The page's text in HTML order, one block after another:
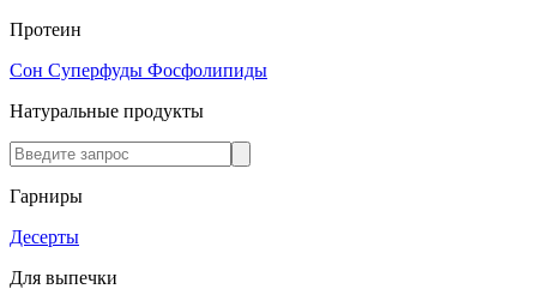
Протеин
Сон Суперфуды Фосфолипиды
Натуральные продукты
Гарниры
Десерты
Для выпечки